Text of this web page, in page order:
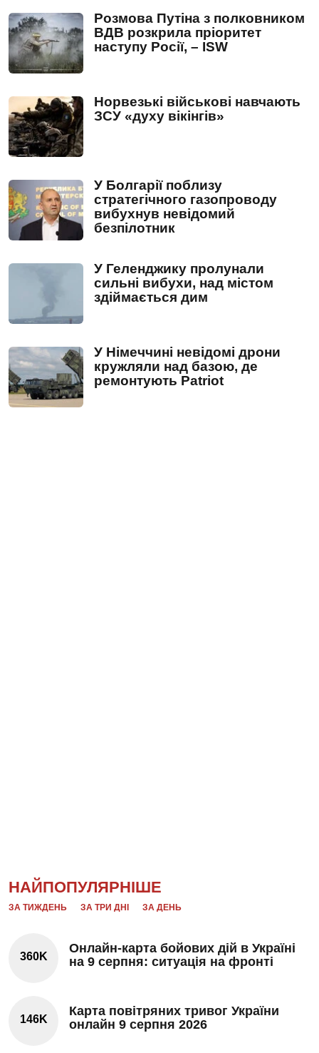
Розмова Путіна з полковником
ВДВ розкрила пріоритет
наступу Росії, – ISW
Норвезькі військові навчають
ЗСУ «духу вікінгів»
У Болгарії поблизу
стратегічного газопроводу
вибухнув невідомий
безпілотник
У Геленджику пролунали
сильні вибухи, над містом
здіймається дим
У Німеччині невідомі дрони
кружляли над базою, де
ремонтують Patriot
НАЙПОПУЛЯРНІШЕ
ЗА ТИЖДЕНЬ ЗА ТРИ ДНІ ЗА ДЕНЬ
360K
Онлайн-карта бойових дій в Україні
на 9 серпня: ситуація на фронті
146K
Карта повітряних тривог України
онлайн 9 серпня 2026